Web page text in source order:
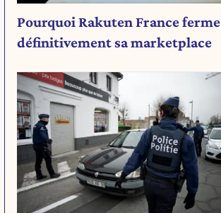
Pourquoi Rakuten France ferme
définitivement sa marketplace